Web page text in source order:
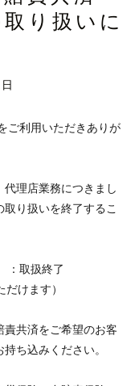
り扱いに
ご利用いただきありが
理店業務につきまし
り扱いを終了するこ
：取扱終了
けます）
共済をご希望のお客
ち込みください。